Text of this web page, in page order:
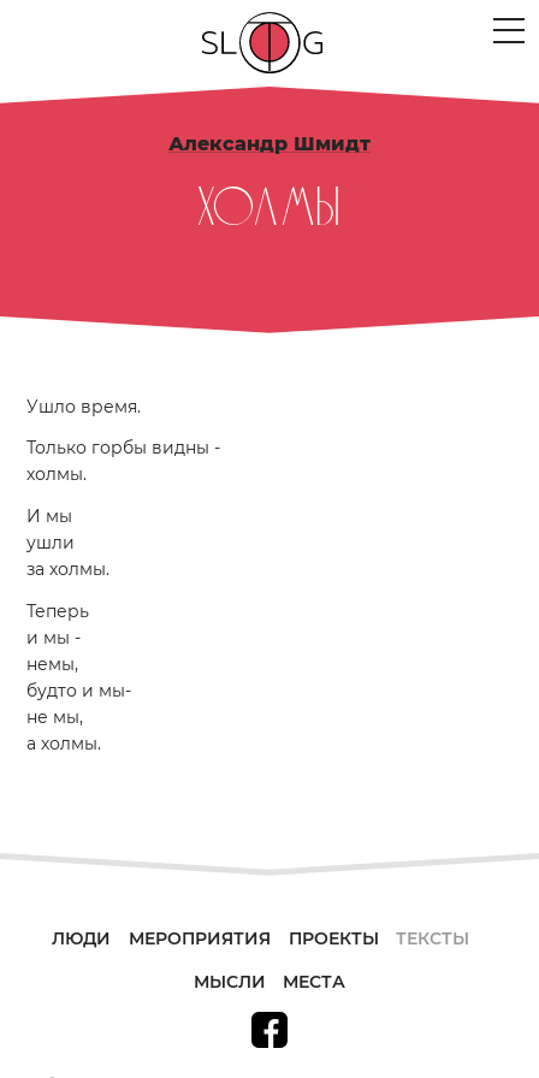
Александр Шмидт
Холмы
Ушло время.
Только горбы видны -
холмы.
И мы
ушли
за холмы.
Теперь
и мы -
немы,
будто и мы-
не мы,
а холмы.
ЛЮДИ
МЕРОПРИЯТИЯ
МЫСЛИ
ЛЮДИ МЕРОПРИЯТИЯ ПРОЕКТЫ
ТЕКСТЫ
МЫСЛИ
МЕСТА